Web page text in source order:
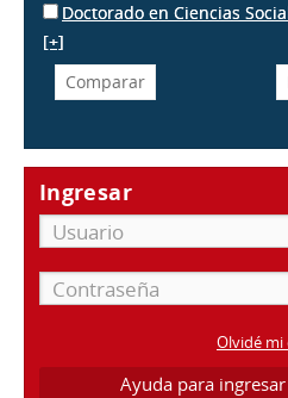
Doctorado en Ciencias
[+]
Ingresar
Olvidé mi
Ayuda para ingresar